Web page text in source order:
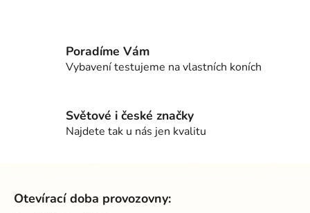
a
p
r
v
ý
Poradíme Vám
Vybavení testujeme na vlastních koních
Světové i české značky
Najdete tak u nás jen kvalitu
Otevírací doba provozovny: